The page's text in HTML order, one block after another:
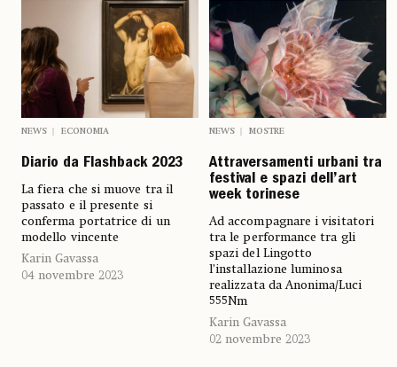
NEWS ECONOMIA
Diario da Flashback 2023
La fiera che si muove tra il
passato e il presente si
conferma portatrice di un
modello vincente
Karin Gavassa
04 novembre 2023
NEWS MOSTRE
Attraversamenti urbani tra
festival e spazi dell’art
week torinese
Ad accompagnare i visitatori
tra le performance tra gli
spazi del Lingotto
l’installazione luminosa
realizzata da Anonima/Luci
555Nm
Karin Gavassa
02 novembre 2023